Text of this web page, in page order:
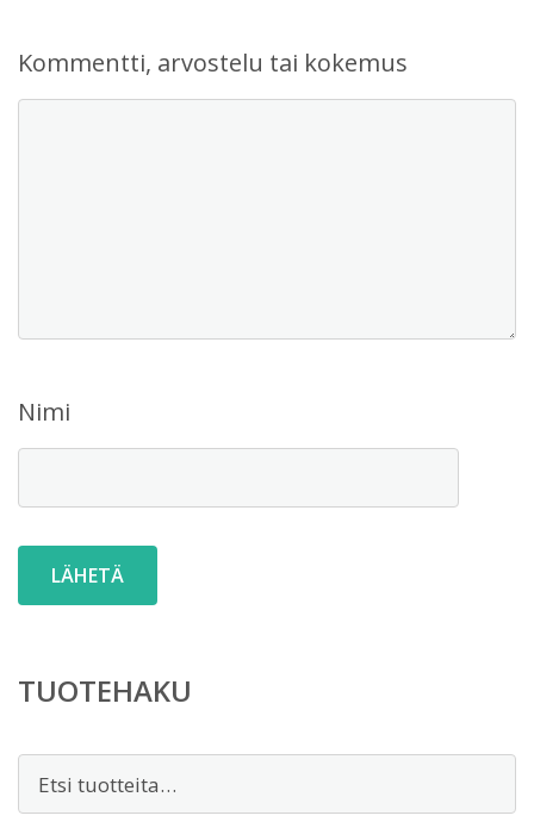
Kommentti, arvostelu tai kokemus
Nimi
TUOTEHAKU
Etsi: